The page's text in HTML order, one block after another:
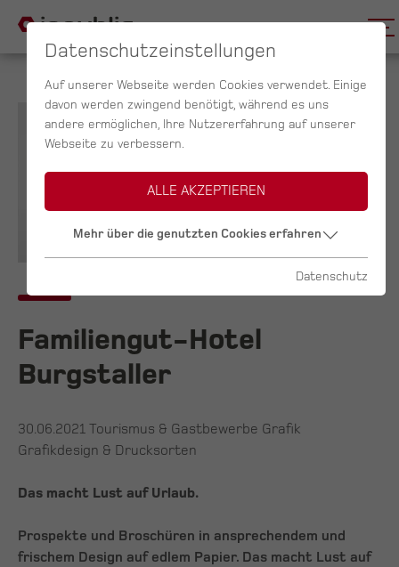
Familiengut-Hotel
Burgstaller
30.06.2021 Tourismus & Gastbewerbe Grafik
Grafikdesign & Drucksorten
Das macht Lust auf Urlaub.
Prospekte und Broschüren in ansprechendem und
frischem Design auf edlem Papier. Das macht Lust auf
Datenschutzeinstellungen
Auf unserer Webseite werden Cookies verwendet. Einige
davon werden zwingend benötigt, während es uns
andere ermöglichen, Ihre Nutzererfahrung auf unserer
Webseite zu verbessern.
ALLE AKZEPTIEREN
Mehr über die genutzten Cookies erfahren
Datenschutz